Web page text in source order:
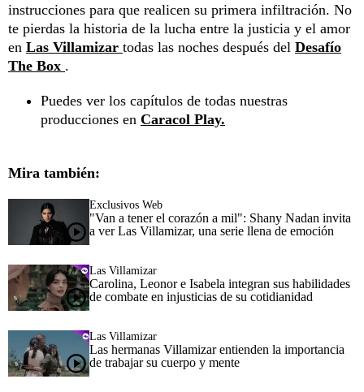
instrucciones para que realicen su primera infiltración. No
te pierdas la historia de la lucha entre la justicia y el amor
en Las Villamizar todas las noches después del Desafío
The Box .
Puedes ver los capítulos de todas nuestras
producciones en Caracol Play.
Mira también:
Exclusivos Web
"Van a tener el corazón a mil": Shany Nadan invita
a ver Las Villamizar, una serie llena de emoción
Las Villamizar
Carolina, Leonor e Isabela integran sus habilidades
de combate en injusticias de su cotidianidad
Las Villamizar
Las hermanas Villamizar entienden la importancia
de trabajar su cuerpo y mente